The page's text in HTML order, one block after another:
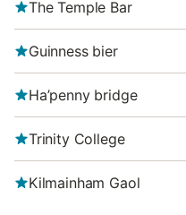
The Temple Bar
Guinness bier
Ha’penny bridge
Trinity College
Kilmainham Gaol